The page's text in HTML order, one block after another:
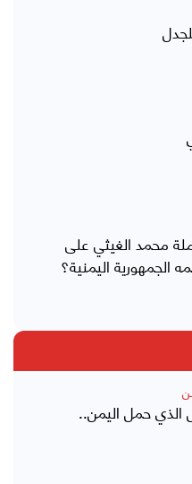
محمد الغيثي على
الجمهورية اليمنية؟
الذي حمل اليمن..